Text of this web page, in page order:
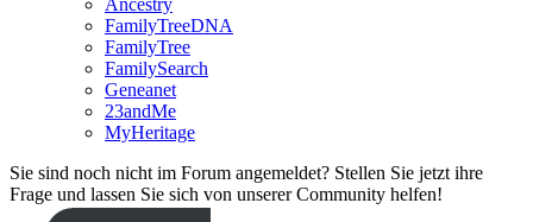
Ancestry
FamilyTreeDNA
FamilyTree
FamilySearch
Geneanet
23andMe
MyHeritage
Sie sind noch nicht im Forum angemeldet? Stellen Sie jetzt ihre
Frage und lassen Sie sich von unserer Community helfen!